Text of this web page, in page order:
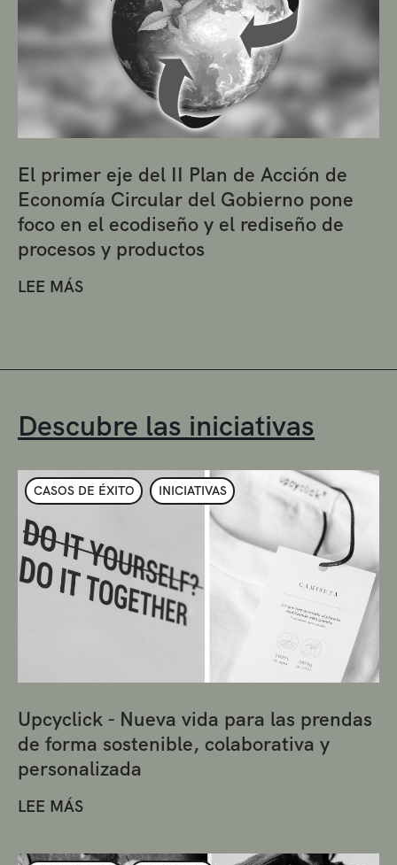
El primer eje del II Plan de Acción de
Economía Circular del Gobierno pone
foco en el ecodiseño y el rediseño de
procesos y productos
LEE MÁS
Descubre las iniciativas
CASOS DE ÉXITO INICIATIVAS
Upcyclick - Nueva vida para las prendas
de forma sostenible, colaborativa y
personalizada
LEE MÁS